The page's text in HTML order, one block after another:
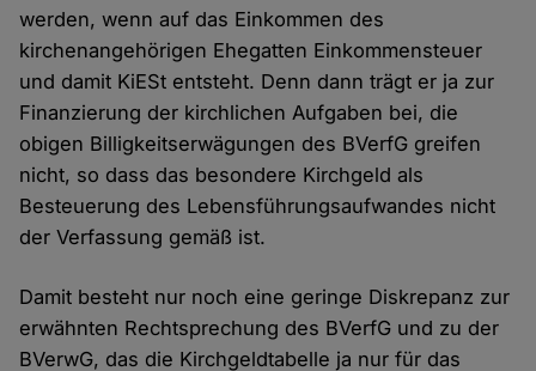
werden, wenn auf das Einkommen des
kirchenangehörigen Ehegatten Einkommensteuer
und damit KiESt entsteht. Denn dann trägt er ja zur
Finanzierung der kirchlichen Aufgaben bei, die
obigen Billigkeitserwägungen des BVerfG greifen
nicht, so dass das besondere Kirchgeld als
Besteuerung des Lebensführungsaufwandes nicht
der Verfassung gemäß ist.
Damit besteht nur noch eine geringe Diskrepanz zur
erwähnten Rechtsprechung des BVerfG und zu der
BVerwG, das die Kirchgeldtabelle ja nur für das